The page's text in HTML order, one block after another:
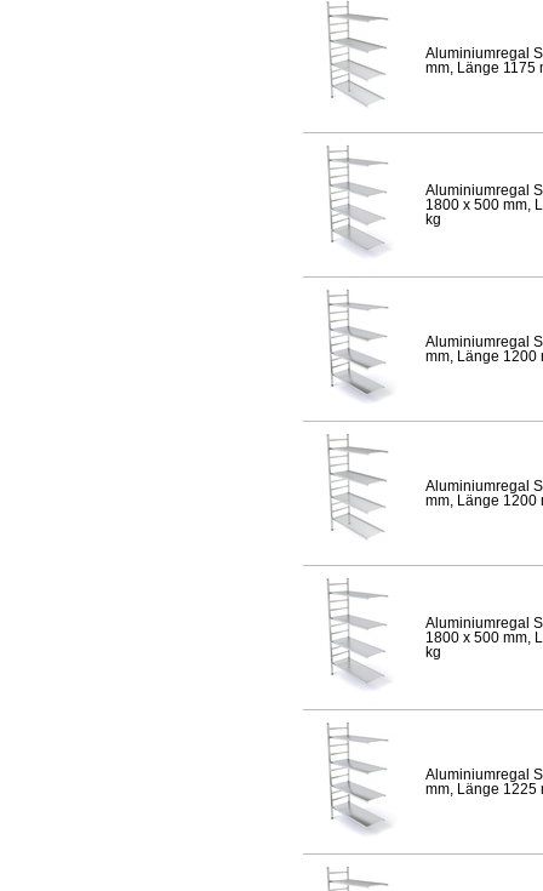
Aluminiumregal
mm, Länge 1175
Aluminiumregal
1800 x 500 mm,
kg
Aluminiumregal
mm, Länge 1200
Aluminiumregal
mm, Länge 1200
Aluminiumregal
1800 x 500 mm,
kg
Aluminiumregal
mm, Länge 1225